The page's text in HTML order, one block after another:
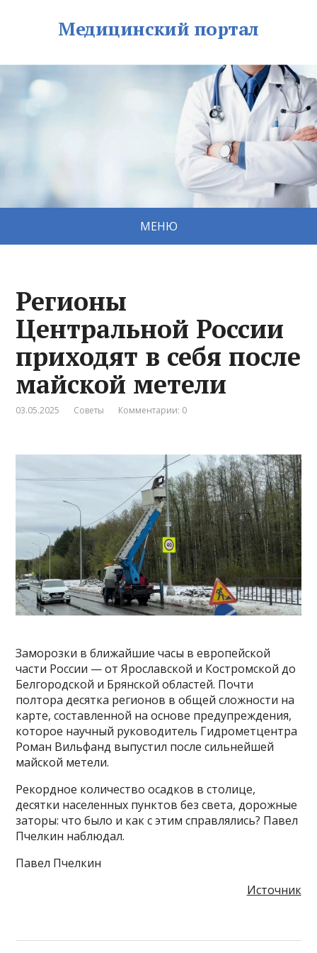
Медицинский портал
МЕНЮ
Регионы
Центральной России
приходят в себя после
майской метели
03.05.2025 Советы Комментарии: 0
Заморозки в ближайшие часы в европейской
части России — от Ярославской и Костромской до
Белгородской и Брянской областей. Почти
полтора десятка регионов в общей сложности на
карте, составленной на основе предупреждения,
которое научный руководитель Гидрометцентра
Роман Вильфанд выпустил после сильнейшей
майской метели.
Рекордное количество осадков в столице,
десятки населенных пунктов без света, дорожные
заторы: что было и как с этим справлялись? Павел
Пчелкин наблюдал.
Павел Пчелкин
Источник